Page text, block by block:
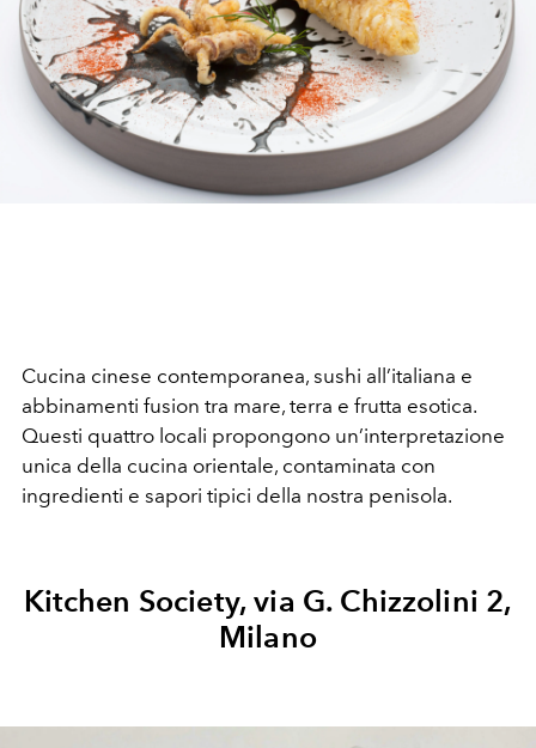
Cucina cinese contemporanea, sushi all’italiana e
abbinamenti fusion tra mare, terra e frutta esotica.
Questi quattro locali propongono un’interpretazione
unica della cucina orientale, contaminata con
ingredienti e sapori tipici della nostra penisola.
Kitchen Society, via G. Chizzolini 2,
Milano